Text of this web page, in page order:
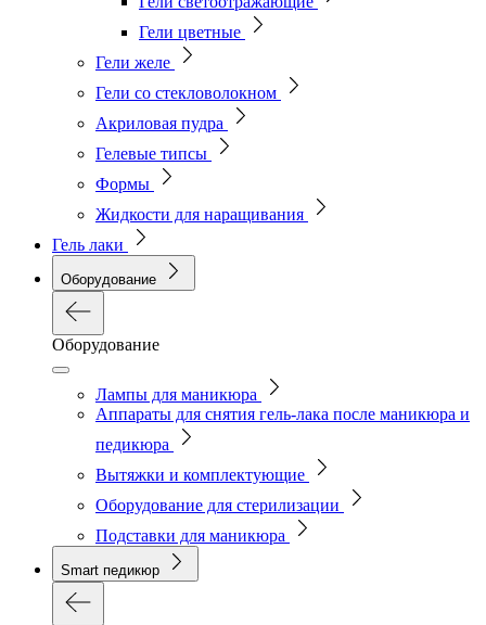
Гели цветные
Гели желе
Гели со стекловолокном
Акриловая пудра
Гелевые типсы
Формы
Жидкости для наращивания
Гель лаки
Оборудование
Оборудование
Лампы для маникюра
Аппараты для снятия гель-лака после маникюра и
педикюра
Вытяжки и комплектующие
Оборудование для стерилизации
Подставки для маникюра
Smart педикюр